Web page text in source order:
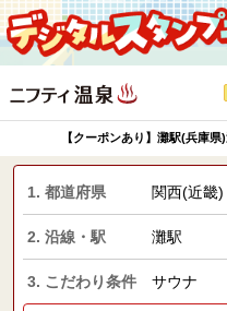
【クーポンあり】灘駅(兵庫
1. 都道府県 関西(近畿
2. 沿線・駅 灘駅
3. こだわり条件 サウナ